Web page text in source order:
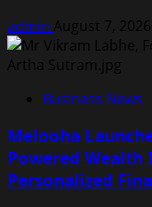
admin August 7, 2026
Business News
Melooha
Powered Wealth
Personalized